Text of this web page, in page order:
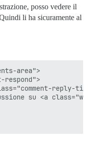
posso vedere il
li ha sicuramente al
area">